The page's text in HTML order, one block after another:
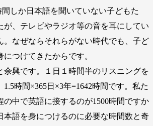
しか日本語を聞いていない子どもた
が、テレビやラジオ等の音を耳にしてい
。なぜならそれらがない時代でも、子ど
つけてきたからです。
興です。１日１時間半のリスニングを
1.5時間×365日×3年=1642時間です。私た
の中で英語に接するのが1500時間ですか
本語を身につけるのに必要な時間数と奇